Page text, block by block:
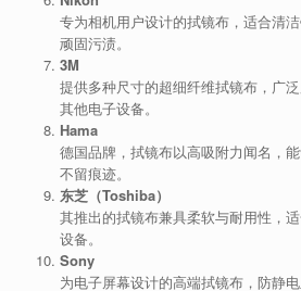
专为相机用户设计的拭镜布，适合清
顽固污渍。
3M
提供多种尺寸的超细纤维拭镜布，广
其他电子设备。
Hama
德国品牌，拭镜布以高吸附力闻名，
不留痕迹。
东芝（Toshiba）
其推出的拭镜布兼具柔软与耐用性，
设备。
Sony
为电子屏幕设计的高端拭镜布，防静